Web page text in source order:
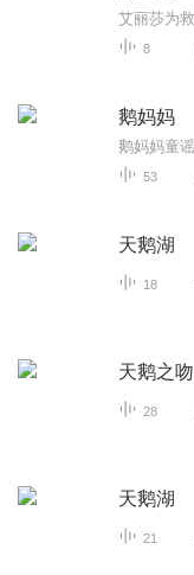
8
鹅妈妈
53
天鹅湖
18
天鹅之吻
28
天鹅湖
21